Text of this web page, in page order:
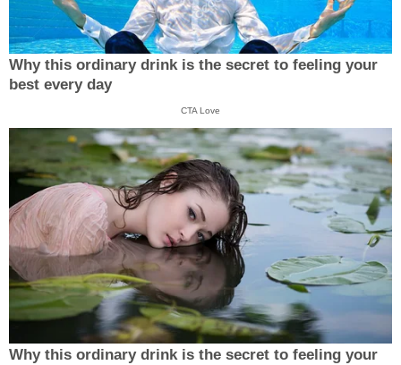
Why this ordinary drink is the secret to feeling your
best every day
CTA Love
Why this ordinary drink is the secret to feeling your